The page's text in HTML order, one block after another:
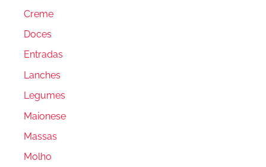
Creme
Doces
Entradas
Lanches
Legumes
Maionese
Massas
Molho